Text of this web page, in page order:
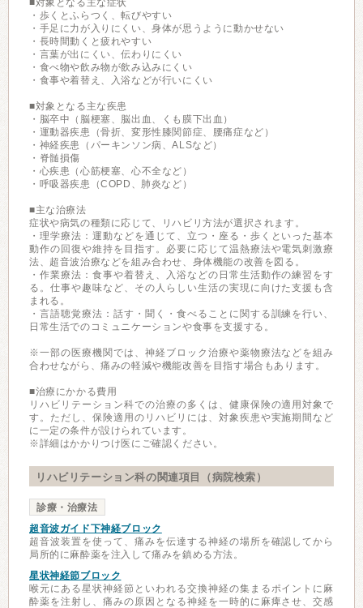
■対象となる主な症状
・歩くとふらつく、転びやすい
・手足に力が入りにくい、身体が思うように動かせない
・長時間動くと疲れやすい
・言葉が出にくい、伝わりにくい
・食べ物や飲み物が飲み込みにくい
・食事や着替え、入浴などが行いにくい
■対象となる主な疾患
・脳卒中（脳梗塞、脳出血、くも膜下出血）
・運動器疾患（骨折、変形性膝関節症、腰痛症など）
・神経疾患（パーキンソン病、ALSなど）
・脊髄損傷
・心疾患（心筋梗塞、心不全など）
・呼吸器疾患（COPD、肺炎など）
■主な治療法
症状や病気の種類に応じて、リハビリ方法が選択されます。
・理学療法：運動などを通じて、立つ・座る・歩くといった基本
動作の回復や維持を目指す。必要に応じて温熱療法や電気刺激療
法、超音波治療などを組み合わせ、身体機能の改善を図る。
・作業療法：食事や着替え、入浴などの日常生活動作の練習をす
る。仕事や趣味など、その人らしい生活の実現に向けた支援も含
まれる。
・言語聴覚療法：話す・聞く・食べることに関する訓練を行い、
日常生活でのコミュニケーションや食事を支援する。
※一部の医療機関では、神経ブロック治療や薬物療法などを組み
合わせながら、痛みの軽減や機能改善を目指す場合もあります。
■治療にかかる費用
リハビリテーション科での治療の多くは、健康保険の適用対象で
す。ただし、保険適用のリハビリには、対象疾患や実施期間など
に一定の条件が設けられています。
※詳細はかかりつけ医にご確認ください。
リハビリテーション科の関連項目（病院検索）
診療・治療法
超音波ガイド下神経ブロック
超音波装置を使って、痛みを伝達する神経の場所を確認してから
局所的に麻酔薬を注入して痛みを鎮める方法。
星状神経節ブロック
喉元にある星状神経節といわれる交換神経の集まるポイントに麻
酔薬を注射し、痛みの原因となる神経を一時的に麻痺させ、交感